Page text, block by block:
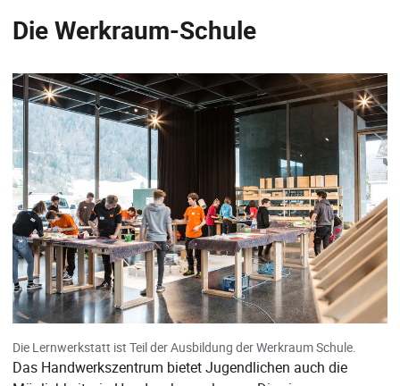
Die Werkraum-Schule
Die Lernwerkstatt ist Teil der Ausbildung der Werkraum Schule.
Das Handwerkszentrum bietet Jugendlichen auch die